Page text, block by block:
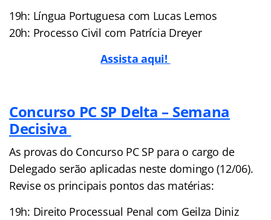
19h: Língua Portuguesa com Lucas Lemos
20h: Processo Civil com Patrícia Dreyer
Assista aqui!
Concurso PC SP Delta – Semana
Decisiva
As provas do Concurso PC SP para o cargo de
Delegado serão aplicadas neste domingo (12/06).
Revise os principais pontos das matérias:
19h: Direito Processual Penal com Geilza Diniz